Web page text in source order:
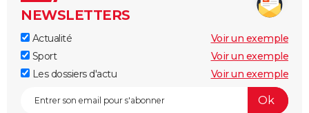
NEWSLETTERS
Actualité
Voir un exemple
Sport
Voir un exemple
Les dossiers d'actu
Voir un exemple